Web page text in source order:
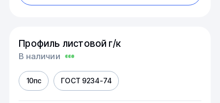
Профиль листовой г/к
В наличии
10пс ГОСТ 9234-74